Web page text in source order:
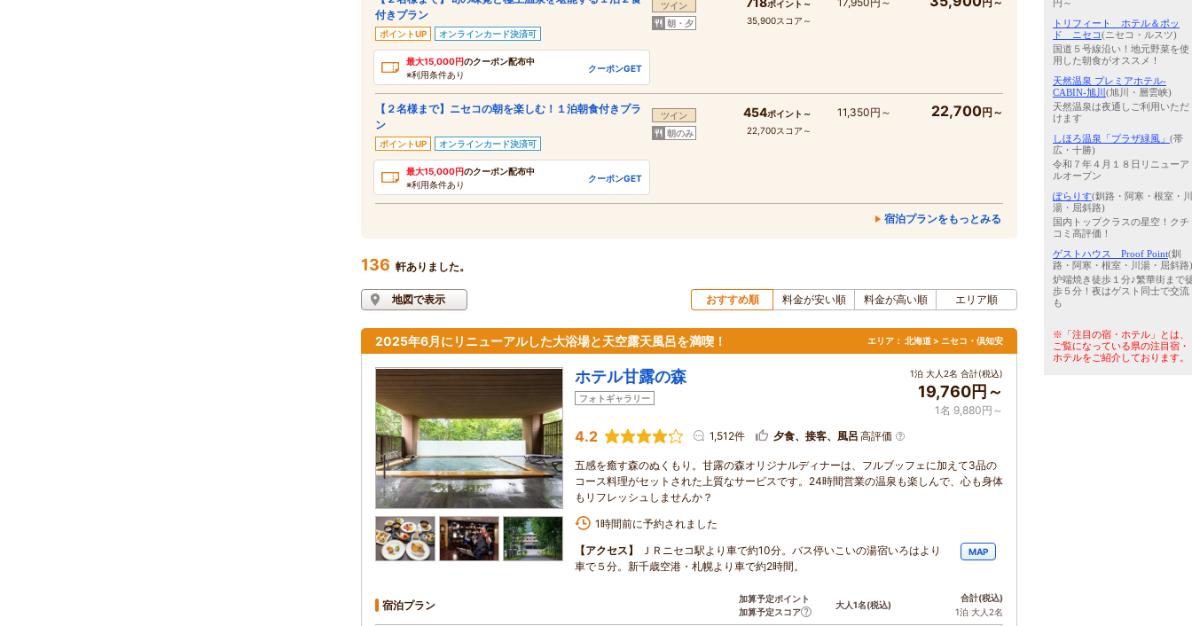
付きプラン
ポイントUP オンラインカード決済可
最大15,000円のクーポン配布中
※利用条件あり
クーポンGET
ツイン
朝・夕
ポイント～
35,900スコア～
【２名様まで】ニセコの朝を楽しむ！１泊朝食付きプラ
ン
ポイントUP オンラインカード決済可
最大15,000円のクーポン配布中
※利用条件あり
クーポンGET
ツイン
朝のみ
454ポイント～
22,700スコア～
11,350円～ 22,700円～
宿泊プランをもっとみる
136 軒ありました。
地図で表示 おすすめ順 料金が安い順 料金が高い順 エリア順
2025年6月にリニューアルした大浴場と天空露天風呂を満喫！ エリア： 北海道 > ニセコ・倶知安
ホテル甘露の森
フォトギャラリー
1泊 大人2名 合計(税込)
19,760円～
1名 9,880円～
4.2 1,512件 夕食、接客、風呂 高評価
五感を癒す森のぬくもり。甘露の森オリジナルディナーは、フルブッフェに加えて3品の
コース料理がセットされた上質なサービスです。24時間営業の温泉も楽しんで、心も身体
もリフレッシュしませんか？
1時間前に予約されました
【アクセス】
ＪＲニセコ駅より車で約10分。バス停いこいの湯宿いろはより
車で５分。新千歳空港・札幌より車で約2時間。
MAP
宿泊プラン
加算予定ポイント
加算予定スコア
大人1名(税込)
合計(税込)
1泊 大人2名
円～
トリフィート ホテル＆ポッ
ド ニセコ(ニセコ・ルスツ)
国道５号線沿い！地元野菜を使
用した朝食がオススメ！
天然温泉 プレミアホテル-
CABIN-旭川 (旭川・層雲峡)
天然温泉は夜通しご利用いただ
けます
しほろ温泉「プラザ緑風」 (帯
広・十勝)
令和７年４月１８日リニューア
ルオープン
ぽらりす(釧路・阿寒・根室・川
湯・屈斜路)
国内トップクラスの星空！クチ
コミ高評価！
ゲストハウス Proof Point(釧
路・阿寒・根室・川湯・屈斜路)
炉端焼き徒歩１分♪繁華街まで
歩５分！夜はゲスト同士で交流
も
※「注目の宿・ホテル」とは、
ご覧になっている県の注目宿・
ホテルをご紹介しております。